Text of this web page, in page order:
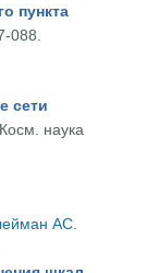
пункта
088.
сети
. Косм. наука
АС